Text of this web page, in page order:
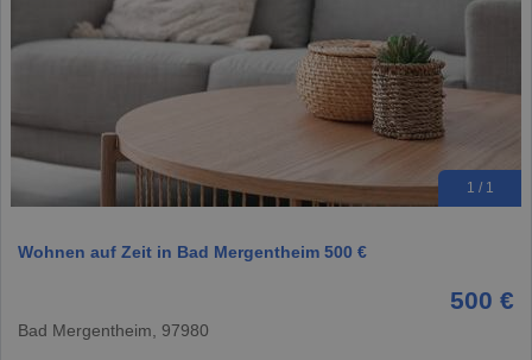
1 / 1
Wohnen auf Zeit in Bad Mergentheim 500 €
500 €
Bad Mergentheim, 97980